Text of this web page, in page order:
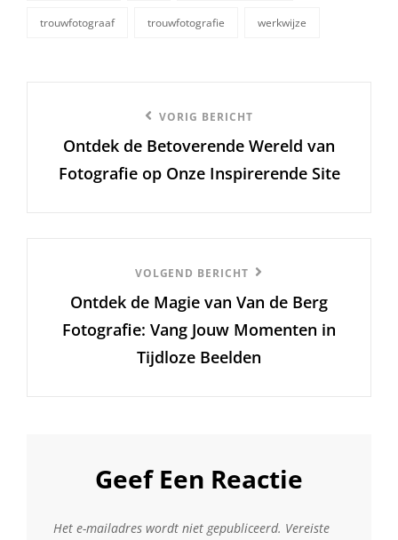
trouwfotograaf trouwfotografie werkwijze
bericht
VORIG BERICHT
Ontdek de Betoverende Wereld van
Fotografie op Onze Inspirerende Site
Bericht
VOLGEND BERICHT
Ontdek de Magie van Van de Berg
Fotografie: Vang Jouw Momenten in
Tijdloze Beelden
Geef Een Reactie
Het e-mailadres wordt niet gepubliceerd. Vereiste